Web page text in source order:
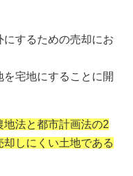
にするための売却にお
宅地にすることに開
地法と都市計画法の2
しにくい土地である